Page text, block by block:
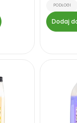
PODŁOGI
Dodaj